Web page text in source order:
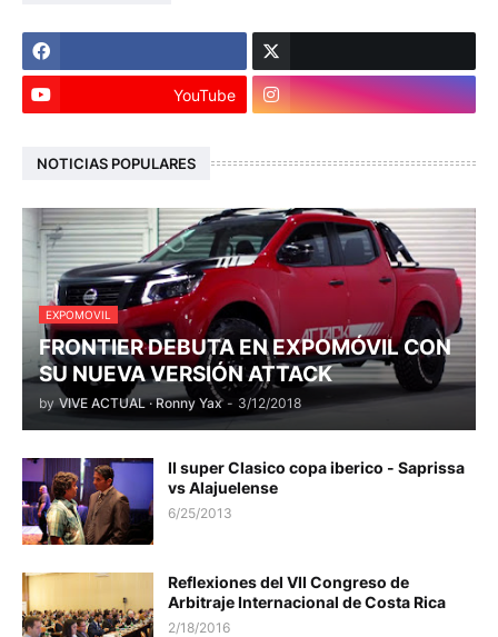
YouTube
NOTICIAS POPULARES
EXPOMOVIL
FRONTIER DEBUTA EN EXPOMÓVIL CON
SU NUEVA VERSIÓN ATTACK
by VIVE ACTUAL · Ronny Yax - 3/12/2018
II super Clasico copa iberico - Saprissa
vs Alajuelense
6/25/2013
Reflexiones del VII Congreso de
Arbitraje Internacional de Costa Rica
2/18/2016